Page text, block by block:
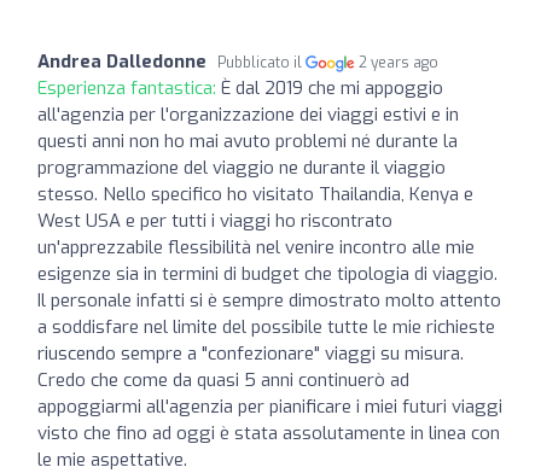
Andrea Dalledonne Pubblicato il 2 years ago
Esperienza fantastica: È dal 2019 che mi appoggio
all'agenzia per l'organizzazione dei viaggi estivi e in
questi anni non ho mai avuto problemi né durante la
programmazione del viaggio ne durante il viaggio
stesso. Nello specifico ho visitato Thailandia, Kenya e
West USA e per tutti i viaggi ho riscontrato
un'apprezzabile flessibilità nel venire incontro alle mie
esigenze sia in termini di budget che tipologia di viaggio.
Il personale infatti si è sempre dimostrato molto attento
a soddisfare nel limite del possibile tutte le mie richieste
riuscendo sempre a "confezionare" viaggi su misura.
Credo che come da quasi 5 anni continuerò ad
appoggiarmi all'agenzia per pianificare i miei futuri viaggi
visto che fino ad oggi è stata assolutamente in linea con
le mie aspettative.